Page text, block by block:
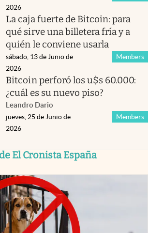
2026
La caja fuerte de Bitcoin: para
qué sirve una billetera fría y a
quién le conviene usarla
Members
sábado, 13 de Junio de
2026
Bitcoin perforó los u$s 60.000:
¿cuál es su nuevo piso?
Leandro Dario
Members
jueves, 25 de Junio de
2026
El Cronista España